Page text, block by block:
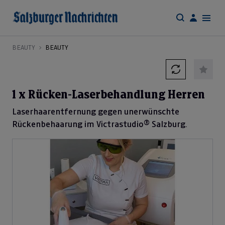
BEAUTY BEAUTY
1 x Rücken-Laserbehandlung Herren
Laserhaarentfernung gegen unerwünschte
Rückenbehaarung im Victrastudio® Salzburg.